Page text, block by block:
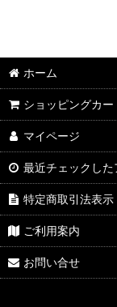
ホーム
ショッピングカー
マイページ
最近チェックした
特定商取引法表示
ご利用案内
お問い合せ